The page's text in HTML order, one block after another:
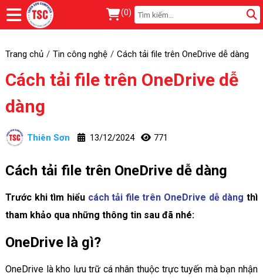
(0)
Trang chủ Tin công nghệ Cách tải file trên OneDrive dễ dàng
Cách tải file trên OneDrive dễ
dàng
Thiên Sơn 13/12/2024 771
Cách tải file trên OneDrive dễ dàng
Trước khi tìm hiểu cách tải file trên OneDrive dễ dàng thì
tham khảo qua những thông tin sau đã nhé:
OneDrive là gì?
OneDrive là kho lưu trữ cá nhân thuộc trực tuyến mà bạn nhận